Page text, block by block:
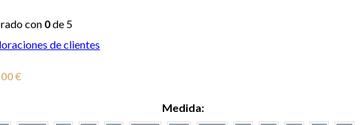
con 0de 5
de clientes
€
Medida: